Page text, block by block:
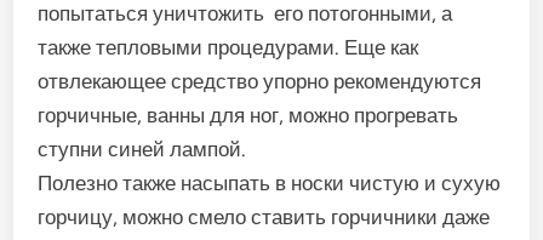
попытаться уничтожить его потогонными, а
также тепловыми процедурами. Еще как
отвлекающее средство упорно рекомендуются
горчичные, ванны для ног, можно прогревать
ступни синей лампой.
Полезно также насыпать в носки чистую и сухую
горчицу, можно смело ставить горчичники даже